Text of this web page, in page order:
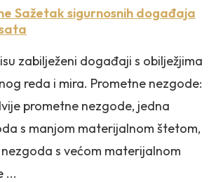
Sažetak sigurnosnih događaja
zabilježeni događaji s obilježjima
reda i mira. Prometne nezgode:
prometne nezgode, jedna
s manjom materijalnom štetom,
s većom materijalnom
...